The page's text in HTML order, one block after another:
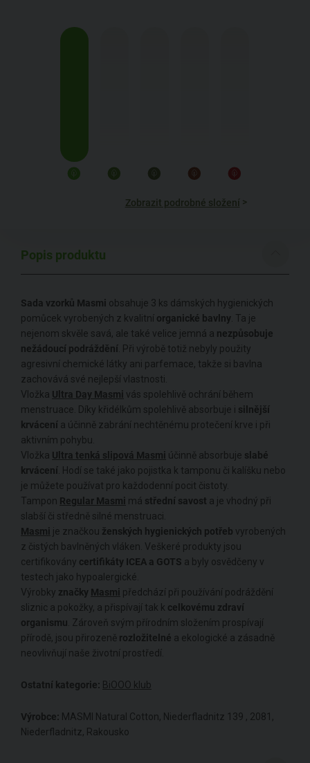
Zobrazit podrobné složení >
Popis produktu
Sada vzorků Masmi obsahuje 3 ks dámských hygienických
pomůcek vyrobených z kvalitní organické bavlny . Ta je
nejenom skvěle savá, ale také velice jemná a nezpůsobuje
nežádoucí podráždění . Při výrobě totiž nebyly použity
agresivní chemické látky ani parfemace, takže si bavlna
zachovává své nejlepší vlastnosti.
Vložka Ultra Day Masmi vás spolehlivě ochrání během
menstruace. Díky křidélkům spolehlivě absorbuje i silnější
krvácení a účinně zabrání nechtěnému protečení krve i při
aktivním pohybu.
Vložka Ultra tenká slipová Masmi účinně absorbuje slabé
krvácení . Hodí se také jako pojistka k tamponu či kalíšku nebo
je můžete používat pro každodenní pocit čistoty.
Tampon Regular Masmi má střední savost a je vhodný při
slabší či středně silné menstruaci.
Masmi je značkou ženských hygienických potřeb vyrobených
z čistých bavlněných vláken. Veškeré produkty jsou
certifikovány certifikáty ICEA a GOTS a byly osvědčeny v
testech jako hypoalergické.
Výrobky značky Masmi předchází při používání podráždění
sliznic a pokožky, a přispívají tak k celkovému zdraví
organismu . Zároveň svým přírodním složením prospívají
přírodě, jsou přirozeně rozložitelné a ekologické a zásadně
neovlivňují naše životní prostředí.
Ostatní kategorie: BiOOO klub
Výrobce: MASMI Natural Cotton, Niederfladnitz 139 , 2081,
Niederfladnitz, Rakousko